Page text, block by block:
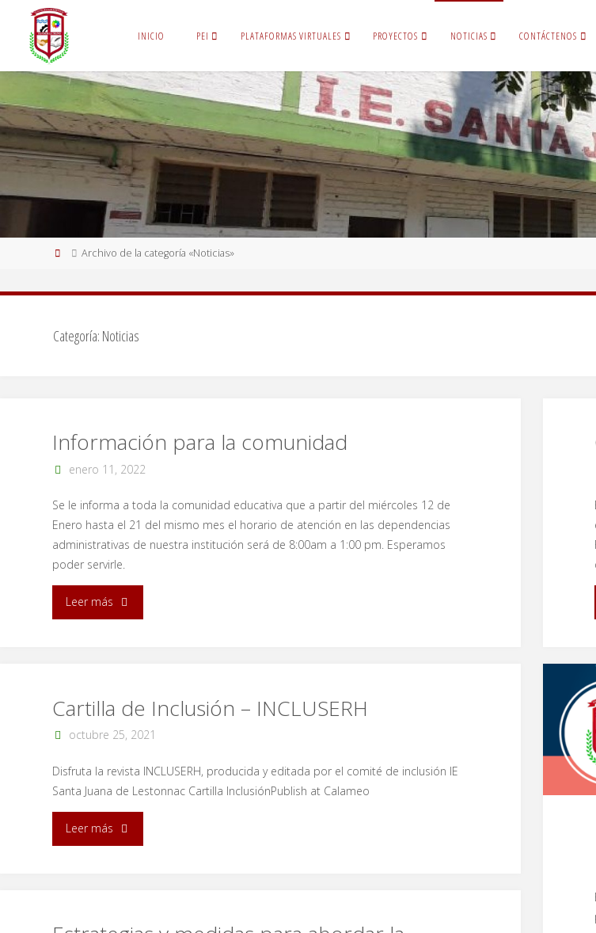
contenido
INICIO PEI PLATAFORMAS VIRTUALES PROYECTOS NOTICIAS CONTÁCTENOS
PáginaArchivo de la categoría «Noticias»
Categoría: Noticias
Información para la comunidad
enero 11, 2022
Se le informa a toda la comunidad educativa que a partir del miércoles 12 de
Enero hasta el 21 del mismo mes el horario de atención en las dependencias
administrativas de nuestra institución será de 8:00am a 1:00 pm. Esperamos
poder servirle.
Leer más"Información
comunidad"
Cartilla de Inclusión – INCLUSERH
octubre 25, 2021
Disfruta la revista INCLUSERH, producida y editada por el comité de inclusión IE
Santa Juana de Lestonnac Cartilla InclusiónPublish at Calameo
Leer más"Cartilla